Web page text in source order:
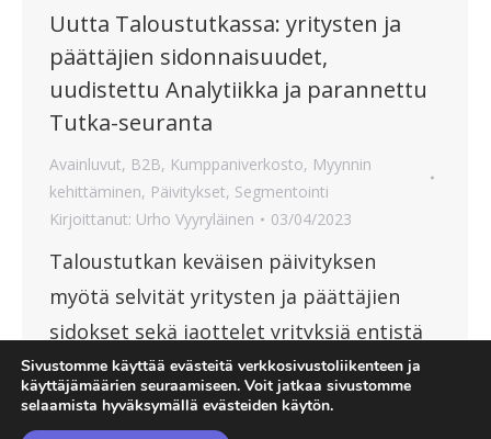
Uutta Taloustutkassa: yritysten ja
päättäjien sidonnaisuudet,
uudistettu Analytiikka ja parannettu
Tutka-seuranta
Avainluvut, B2B, Kumppaniverkosto, Myynnin
kehittäminen, Päivitykset, Segmentointi
Kirjoittanut: Urho Vyyryläinen 03/04/2023
Taloustutkan keväisen päivityksen
myötä selvität yritysten ja päättäjien
sidokset sekä jaottelet yrityksiä entistä
tehokkaammin.
Sivustomme käyttää evästeitä verkkosivustoliikenteen ja
käyttäjämäärien seuraamiseen. Voit jatkaa sivustomme
selaamista hyväksymällä evästeiden käytön.